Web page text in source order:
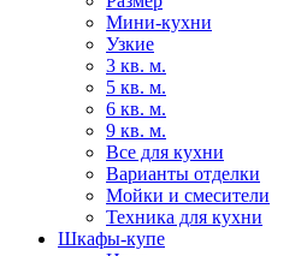
Мини-кухни
Узкие
3 кв. м.
5 кв. м.
6 кв. м.
9 кв. м.
Все для кухни
Варианты отделки
Мойки и смесители
Техника для кухни
Шкафы-купе